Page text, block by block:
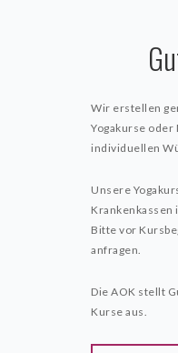
Wir erstellen
Yogakurse
individuellen
Unsere
Krankenkassen
Bitte vor
anfragen.
Die AOK stellt
Kurse aus.